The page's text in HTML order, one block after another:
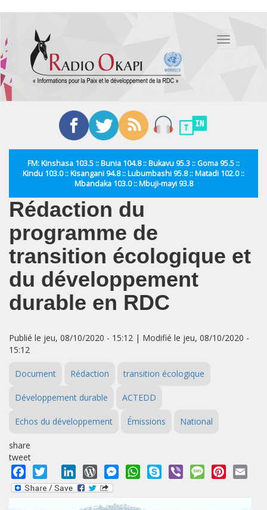
contenu
principal
Toggle
FM: Kinshasa 103.5 :: Bunia 104.8 :: Bukavu 95.3 :: Goma 95.5 ::
Kindu 103.0 :: Kisangani 94.8 :: Lubumbashi 95.8 :: Matadi 102.0 ::
Mbandaka 103.0 :: Mbuji-mayi 93.8
Rédaction du
programme de
transition écologique et
du développement
durable en RDC
Publié le jeu, 08/10/2020 - 15:12 | Modifié le jeu, 08/10/2020 -
15:12
Document Rédaction transition écologique
Développement durable ACTEDD
Echos du développement Émissions National
share
tweet
Facebook
Twitter LinkedInWordPressMessengerWhatsApp
Skype Viber MessagePinterest